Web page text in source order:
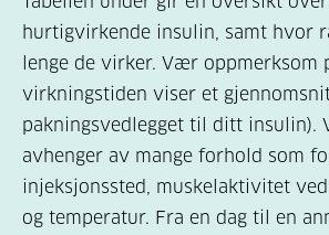
hurtigvirkende insulin, samt hvor
lenge de virker. Vær oppmerksom
virkningstiden viser et
pakningsvedlegget til ditt insulin).
avhenger av mange forhold som
injeksjonssted, muskelaktivitet
og temperatur. Fra en dag til en